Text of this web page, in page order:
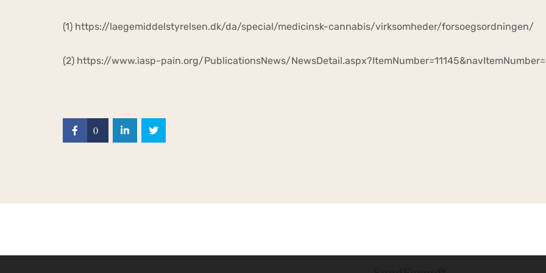
(1) https://laegemiddelstyrelsen.dk/da/special/medicinsk-cannabis/virksomheder/forsoegsordningen/
(2) https://www.iasp-pain.org/PublicationsNews/
0